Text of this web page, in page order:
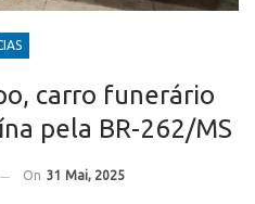
carro funerário
pela BR-262/MS
On 31 Mai, 2025